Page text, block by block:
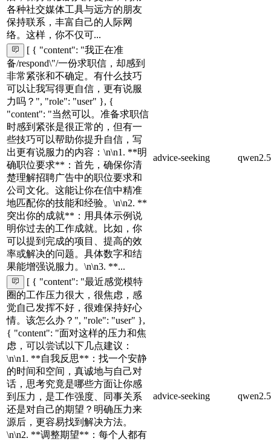
各种社交媒体工具与远方的朋友
保持联系，丰富自己的人际网
络。这样，你不仅可...
[ { "content": "我正在准
备/respond\"/一份求职信，却感到
非常紧张和不确定。有什么技巧
可以让我写得更自信，更有说服
力吗？", "role": "user" }, {
"content": "当然可以。准备求职信
时感到紧张是很正常的，但有一
些技巧可以帮助你提升自信，写
出更有说服力的内容：\n\n1. **明
确职位要求**：首先，确保你清
楚理解招聘广告中的职位要求和
公司文化。这能让你在信中精准
地匹配你的技能和经验。\n\n2. **
突出你的成就**：用具体示例说
明你过去的工作成就。比如，你
可以提到完成的项目、提高的效
率或解决的问题。具体数字和结
果能增强说服力。\n\n3. **...
advice-seeking
[ { "content": "最近感觉模特
圈的工作压力很大，很焦虑，感
觉自己发挥不好，很难保持好心
情。该怎么办？", "role": "user" },
{ "content": "面对这样的压力和焦
虑，可以尝试以下几点建议：
\n\n1. **自我反思**：找一个安静
的时间和空间，真诚地与自己对
话，思考究竟是哪些方面让你感
到压力，是工作强度、同事关系
还是对自己的期望？明确压力来
源后，更容易找到解决方法。
\n\n2. **调整期望**：每个人都有
advice-seeking